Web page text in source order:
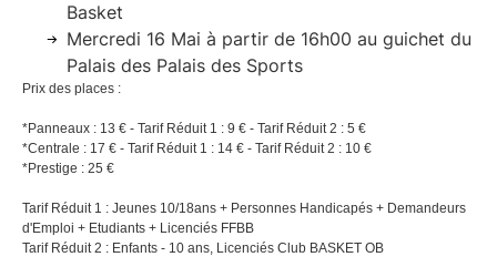
Basket
Mercredi 16 Mai à partir de 16h00 au guichet du
Palais des Palais des Sports
Prix des places :
*Panneaux : 13 € - Tarif Réduit 1 : 9 € - Tarif Réduit 2 : 5 €
*Centrale : 17 € - Tarif Réduit 1 : 14 € - Tarif Réduit 2 : 10 €
*Prestige : 25 €
Tarif Réduit 1 : Jeunes 10/18ans + Personnes Handicapés + Demandeurs
d'Emploi + Etudiants + Licenciés FFBB
Tarif Réduit 2 : Enfants - 10 ans, Licenciés Club BASKET OB